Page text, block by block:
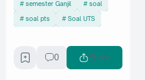
semester Ganjil soal
soal pts Soal UTS
0 Share